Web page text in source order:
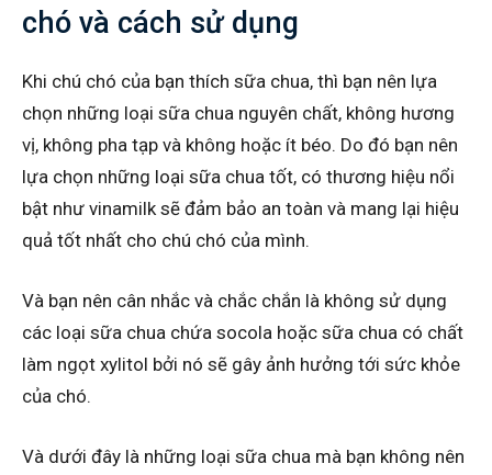
chó và cách sử dụng
Khi chú chó của bạn thích sữa chua, thì bạn nên lựa
chọn những loại sữa chua nguyên chất, không hương
vị, không pha tạp và không hoặc ít béo. Do đó bạn nên
lựa chọn những loại sữa chua tốt, có thương hiệu nổi
bật như vinamilk sẽ đảm bảo an toàn và mang lại hiệu
quả tốt nhất cho chú chó của mình.
Và bạn nên cân nhắc và chắc chắn là không sử dụng
các loại sữa chua chứa socola hoặc sữa chua có chất
làm ngọt xylitol bởi nó sẽ gây ảnh hưởng tới sức khỏe
của chó.
Và dưới đây là những loại sữa chua mà bạn không nên